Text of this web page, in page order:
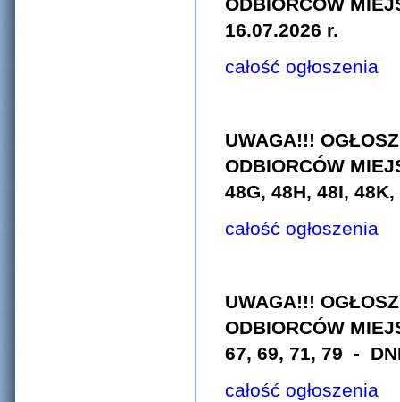
ODBIORCÓW
16.07.2026 r.
całość ogłoszenia
UWAGA!!!
ODBIORCÓW
48G, 48H, 48I,
całość ogłoszenia
UWAGA!!!
ODBIORCÓW
67, 69, 71, 79 -
całość ogłoszenia